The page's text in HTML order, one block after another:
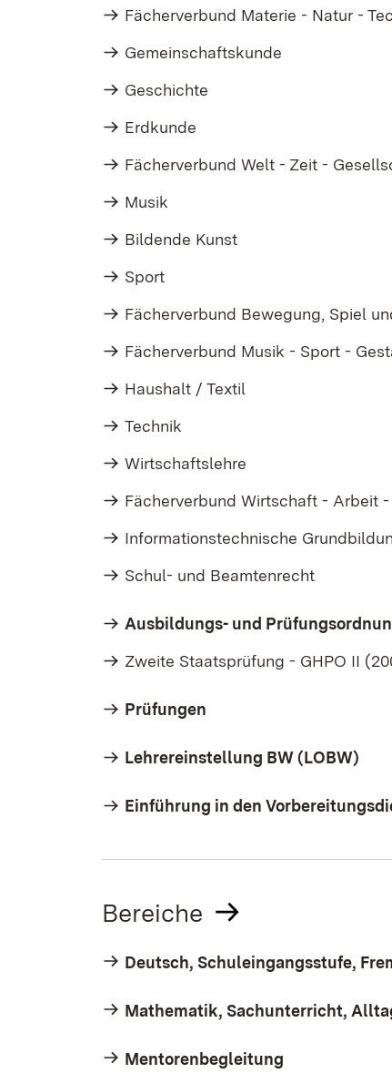
Fächerverbund Materie - Natur -
Gemeinschaftskunde
Geschichte
Erdkunde
Fächerverbund Welt - Zeit -
Musik
Bildende Kunst
Sport
Fächerverbund Bewegung, Spiel
Fächerverbund Musik - Sport -
Haushalt / Textil
Technik
Wirtschaftslehre
Fächerverbund Wirtschaft - Arbeit
Informationstechnische
Schul- und Beamtenrecht
Ausbildungs- und
Zweite Staatsprüfung - GHPO II
Prüfungen
Lehrereinstellung BW (LOBW)
Einführung in den
Bereiche
Deutsch, Schuleingangsstufe,
Mathematik, Sachunterricht,
Mentorenbegleitung